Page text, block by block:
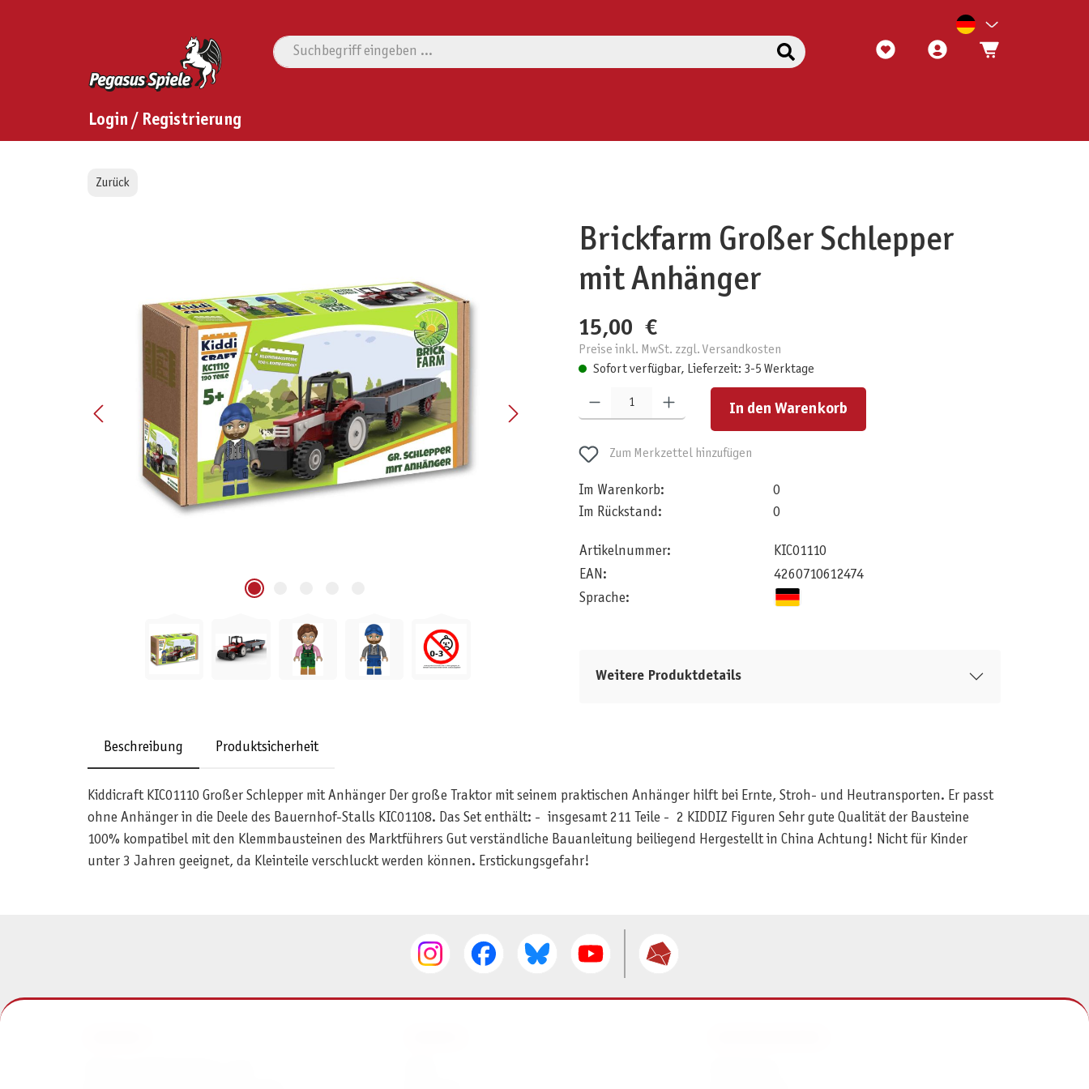
Login / Registrierung
Zurück
Brickfarm Großer Schlepper
mit Anhänger
15,00 €
Preise inkl. MwSt. zzgl. Versandkosten
Sofort verfügbar, Lieferzeit: 3-5 Werktage
Produkt Anzahl: Gib den gewünschten Wert ein oder benutze die Schaltflächen um die Anzahl zu erhöhen oder zu reduzieren.
In den Warenkorb
Zum Merkzettel hinzufügen
Im Warenkorb:
0
Im Rückstand:
0
Artikelnummer:
KIC01110
EAN:
4260710612474
Sprache:
Weitere Produktdetails
Beschreibung Produktsicherheit
Kiddicraft KIC01110 Großer Schlepper mit Anhänger Der große Traktor mit seinem praktischen Anhänger hilft bei Ernte, Stroh- und Heutransporten. Er passt
ohne Anhänger in die Deele des Bauernhof-Stalls KIC01108. Das Set enthält: - insgesamt 211 Teile - 2 KIDDIZ Figuren Sehr gute Qualität der Bausteine
100% kompatibel mit den Klemmbausteinen des Marktführers Gut verständliche Bauanleitung beiliegend Hergestellt in China Achtung! Nicht für Kinder
unter 3 Jahren geeignet, da Kleinteile verschluckt werden können. Erstickungsgefahr!